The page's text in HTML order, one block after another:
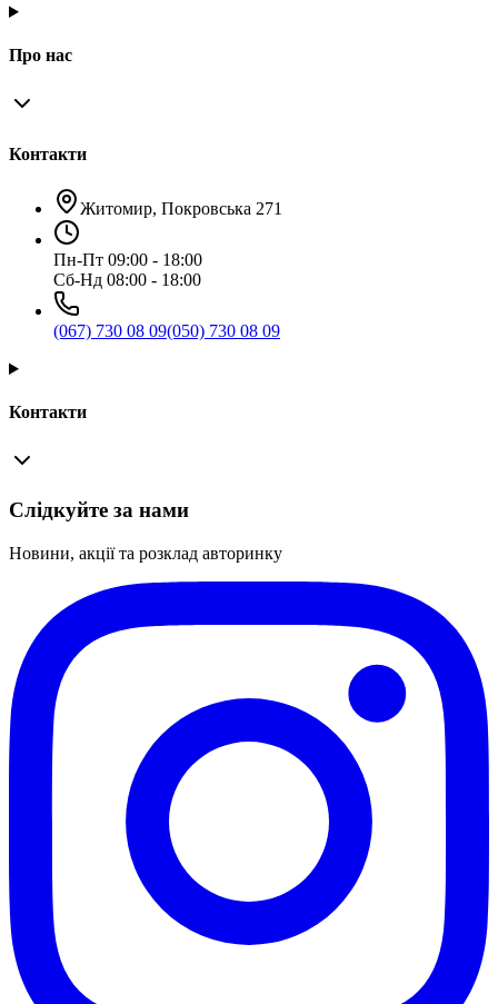
Про нас
Контакти
Житомир, Покровська 271
Пн-Пт 09:00 - 18:00
Сб-Нд 08:00 - 18:00
(067) 730 08 09(050) 730 08 09
Контакти
Слідкуйте за нами
Новини, акції та розклад авторинку